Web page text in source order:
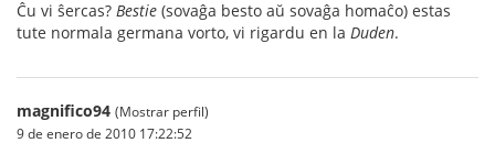
Ĉu vi ŝercas? Bestie (sovaĝa besto aŭ sovaĝa homaĉo) estas
tute normala germana vorto, vi rigardu en la Duden.
magnifico94 (Mostrar perfil)
9 de enero de 2010 17:22:52